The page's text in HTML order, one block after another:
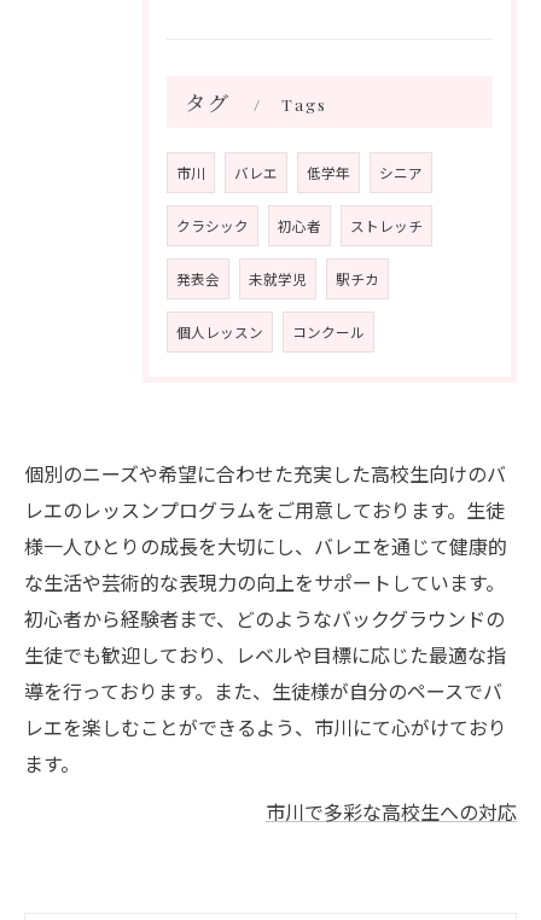
タグ Tags
市川 バレエ 低学年 シニア
クラシック 初心者 ストレッチ
発表会 未就学児 駅チカ
個人レッスン コンクール
個別のニーズや希望に合わせた充実した高校生向けのバ
レエのレッスンプログラムをご用意しております。生徒
様一人ひとりの成長を大切にし、バレエを通じて健康的
な生活や芸術的な表現力の向上をサポートしています。
初心者から経験者まで、どのようなバックグラウンドの
生徒でも歓迎しており、レベルや目標に応じた最適な指
導を行っております。また、生徒様が自分のペースでバ
レエを楽しむことができるよう、市川にて心がけており
ます。
市川で多彩な高校生への対応